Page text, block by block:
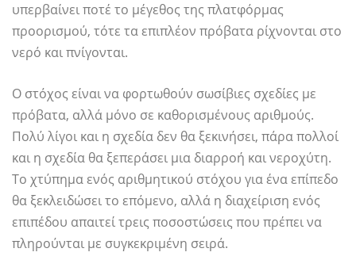
υπερβαίνει ποτέ το μέγεθος της πλατφόρμας
προορισμού, τότε τα επιπλέον πρόβατα ρίχνονται στο
νερό και πνίγονται.
Ο στόχος είναι να φορτωθούν σωσίβιες σχεδίες με
πρόβατα, αλλά μόνο σε καθορισμένους αριθμούς.
Πολύ λίγοι και η σχεδία δεν θα ξεκινήσει, πάρα πολλοί
και η σχεδία θα ξεπεράσει μια διαρροή και νεροχύτη.
Το χτύπημα ενός αριθμητικού στόχου για ένα επίπεδο
θα ξεκλειδώσει το επόμενο, αλλά η διαχείριση ενός
επιπέδου απαιτεί τρεις ποσοστώσεις που πρέπει να
πληρούνται με συγκεκριμένη σειρά.